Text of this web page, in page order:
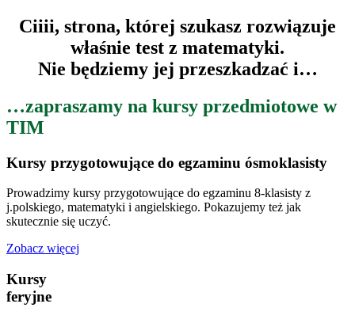
Ciiii, strona, której szukasz rozwiązuje
właśnie test z matematyki.
Nie będziemy jej przeszkadzać i…
…zapraszamy na kursy przedmiotowe w
TIM
Kursy przygotowujące do egzaminu ósmoklasisty
Prowadzimy kursy przygotowujące do egzaminu 8-klasisty z
j.polskiego, matematyki i angielskiego. Pokazujemy też jak
skutecznie się uczyć.
Zobacz więcej
Kursy
feryjne